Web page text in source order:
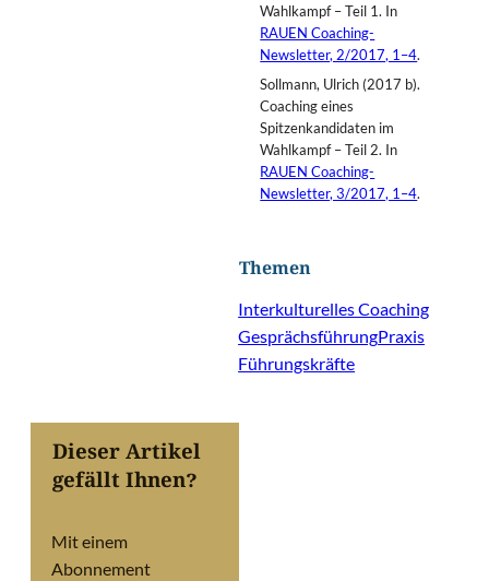
Wahlkampf – Teil 1. In
RAUEN Coaching-
Newsletter, 2/2017, 1–4.
Sollmann, Ulrich (2017 b).
Coaching eines
Spitzenkandidaten im
Wahlkampf – Teil 2. In
RAUEN Coaching-
Newsletter, 3/2017, 1–4.
Themen
Interkulturelles Coaching
GesprächsführungPraxis
Führungskräfte
Dieser Artikel
gefällt Ihnen?
Mit einem
Abonnement